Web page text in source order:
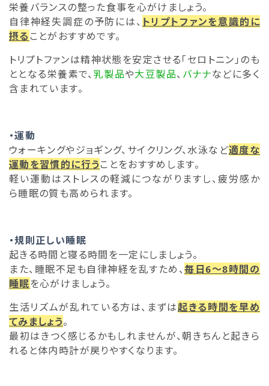
栄養バランスの整った食事を心がけましょう。
自律神経失調症の予防には、 トリプトファンを意識的に
摂る ことがおすすめです。
トリプトファンは精神状態を安定させる「セロトニン」のも
ととなる栄養素で、 乳製品や大豆製品、 バナナなどに多く
含まれています。
・運動
ウォーキングやジョギング、サイクリング、水泳など適度な
運動を習慣的に行うことをおすすめします。
軽い運動はストレスの軽減につながりますし、疲労感か
ら睡眠の質も高められます。
・規則正しい睡眠
起きる時間と寝る時間を一定にしましょう。
また、睡眠不足も自律神経を乱すため、毎日6〜8時間の
睡眠を心がけましょう。
生活リズムが乱れている方は、まずは起きる時間を早め
てみましょう。
最初はきつく感じるかもしれませんが、朝きちんと起きら
れると体内時計が戻りやすくなります。